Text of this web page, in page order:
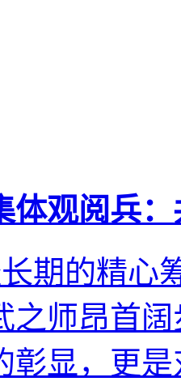
体观阅兵
的精心筹
之师昂首
彰显，更